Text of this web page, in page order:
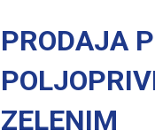
PRODAJA
ZELENIM